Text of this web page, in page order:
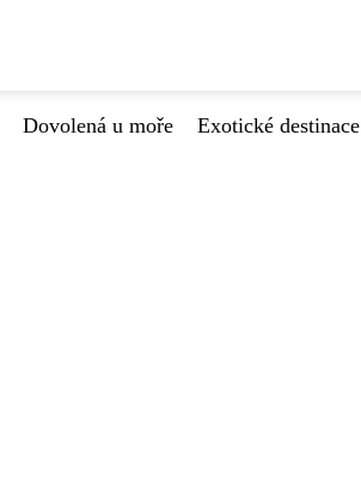
Dovolená u moře Exotické destinace